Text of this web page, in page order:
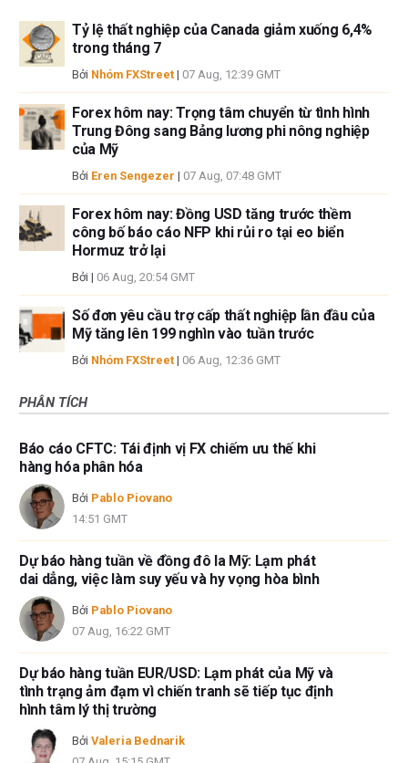
Tỷ lệ thất nghiệp của Canada giảm xuống 6,4%
trong tháng 7
Bởi Nhóm FXStreet | 07 Aug, 12:39 GMT
Forex hôm nay: Trọng tâm chuyển từ tình hình
Trung Đông sang Bảng lương phi nông nghiệp
của Mỹ
Bởi Eren Sengezer | 07 Aug, 07:48 GMT
Forex hôm nay: Đồng USD tăng trước thềm
công bố báo cáo NFP khi rủi ro tại eo biển
Hormuz trở lại
Bởi | 06 Aug, 20:54 GMT
Số đơn yêu cầu trợ cấp thất nghiệp lần đầu của
Mỹ tăng lên 199 nghìn vào tuần trước
Bởi Nhóm FXStreet | 06 Aug, 12:36 GMT
PHÂN TÍCH
Báo cáo CFTC: Tái định vị FX chiếm ưu thế khi
hàng hóa phân hóa
Bởi Pablo Piovano
14:51 GMT
Dự báo hàng tuần về đồng đô la Mỹ: Lạm phát
dai dẳng, việc làm suy yếu và hy vọng hòa bình
Bởi Pablo Piovano
07 Aug, 16:22 GMT
Dự báo hàng tuần EUR/USD: Lạm phát của Mỹ và
tình trạng ảm đạm vì chiến tranh sẽ tiếp tục định
hình tâm lý thị trường
Bởi Valeria Bednarik